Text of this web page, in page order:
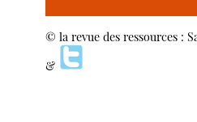
© la revue des ressources :
&